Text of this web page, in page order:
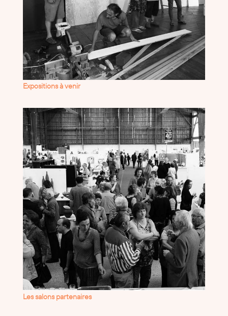
Expositions à venir
Les salons partenaires